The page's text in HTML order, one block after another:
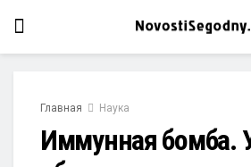
Главная Наука
Иммунная бомба.